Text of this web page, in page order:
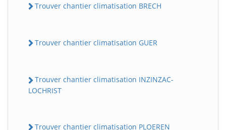
Trouver chantier climatisation BRECH
Trouver chantier climatisation GUER
Trouver chantier climatisation INZINZAC-
LOCHRIST
Trouver chantier climatisation PLOEREN